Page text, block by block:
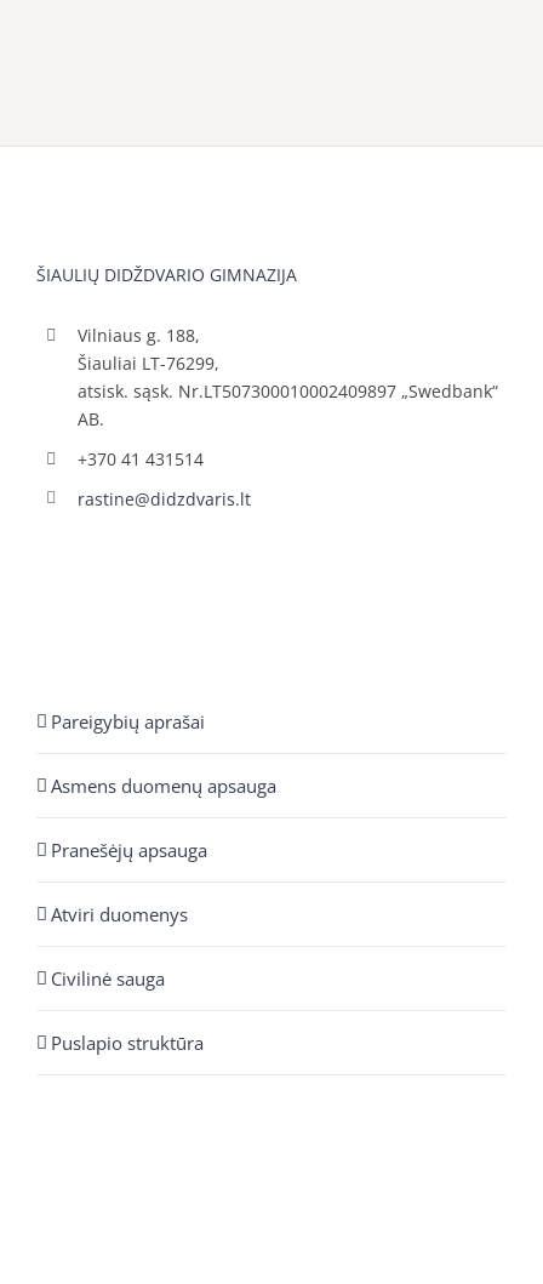
ŠIAULIŲ DIDŽDVARIO GIMNAZIJA
Vilniaus g. 188,
Šiauliai LT-76299,
atsisk. sąsk. Nr.LT507300010002409897 „Swedbank“
AB.
+370 41 431514
rastine@didzdvaris.lt
Pareigybių aprašai
Asmens duomenų apsauga
Pranešėjų apsauga
Atviri duomenys
Civilinė sauga
Puslapio struktūra